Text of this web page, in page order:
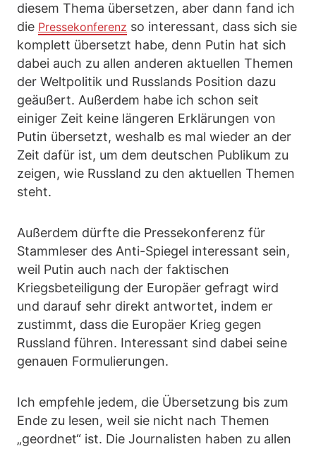
diesem Thema übersetzen, aber dann fand ich
die Pressekonferenz so interessant, dass sich sie
komplett übersetzt habe, denn Putin hat sich
dabei auch zu allen anderen aktuellen Themen
der Weltpolitik und Russlands Position dazu
geäußert. Außerdem habe ich schon seit
einiger Zeit keine längeren Erklärungen von
Putin übersetzt, weshalb es mal wieder an der
Zeit dafür ist, um dem deutschen Publikum zu
zeigen, wie Russland zu den aktuellen Themen
steht.
Außerdem dürfte die Pressekonferenz für
Stammleser des Anti-Spiegel interessant sein,
weil Putin auch nach der faktischen
Kriegsbeteiligung der Europäer gefragt wird
und darauf sehr direkt antwortet, indem er
zustimmt, dass die Europäer Krieg gegen
Russland führen. Interessant sind dabei seine
genauen Formulierungen.
Ich empfehle jedem, die Übersetzung bis zum
Ende zu lesen, weil sie nicht nach Themen
„geordnet“ ist. Die Journalisten haben zu allen